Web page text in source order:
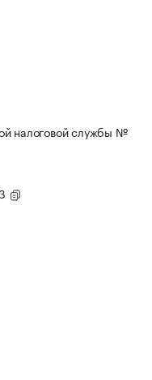
налоговой службы №